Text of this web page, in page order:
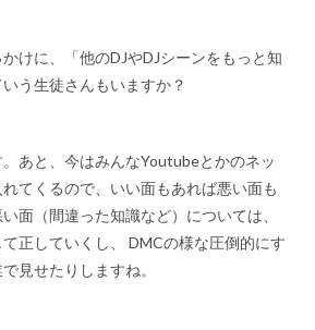
けに、「他のDJやDJシーンをもっと知
う生徒さんもいますか？
あと、今はみんなYoutubeとかのネッ
れてくるので、いい面もあれば悪い面も
面（間違った知識など）については、
正していくし、 DMCの様な圧倒的にす
見せたりしますね。